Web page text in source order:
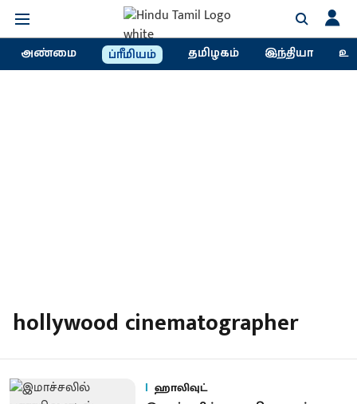
அண்மை ப்ரீமியம் தமிழகம் இந்தியா
hollywood cinematographer
ஹாலிவுட்